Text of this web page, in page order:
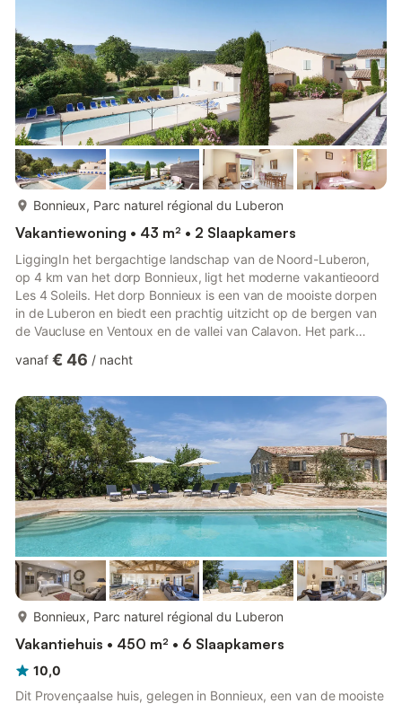
Bonnieux, Parc naturel régional du Luberon
Vakantiewoning • 43 m² • 2 Slaapkamers
LiggingIn het bergachtige landschap van de Noord-Luberon,
op 4 km van het dorp Bonnieux, ligt het moderne vakantieoord
Les 4 Soleils. Het dorp Bonnieux is een van de mooiste dorpen
in de Luberon en biedt een prachtig uitzicht op de bergen van
de Vaucluse en Ventoux en de vallei van Calavon. Het park
gebouwen. Alle appartementen hebben een terras. Faciliteiten
eind september), een internetpunt (tegen betaling) en
parkeergelegenheid. Beddengoed is bij de prijs inbegrepen.
Tegen e...
vanaf € 46 / nacht
Bonnieux, Parc naturel régional du Luberon
Vakantiehuis • 450 m² • 6 Slaapkamers
10,0
Dit Provençaalse huis, gelegen in Bonnieux, een van de mooiste